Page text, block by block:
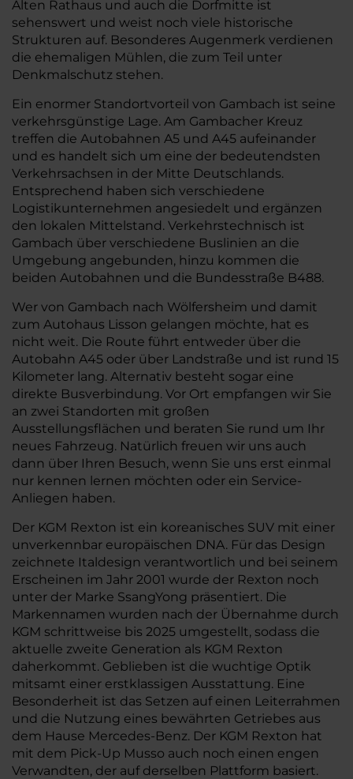
Alten Rathaus und auch die Dorfmitte ist
sehenswert und weist noch viele historische
Strukturen auf. Besonderes Augenmerk verdienen
die ehemaligen Mühlen, die zum Teil unter
Denkmalschutz stehen.
Ein enormer Standortvorteil von Gambach ist seine
verkehrsgünstige Lage. Am Gambacher Kreuz
treffen die Autobahnen A5 und A45 aufeinander
und es handelt sich um eine der bedeutendsten
Verkehrsachsen in der Mitte Deutschlands.
Entsprechend haben sich verschiedene
Logistikunternehmen angesiedelt und ergänzen
den lokalen Mittelstand. Verkehrstechnisch ist
Gambach über verschiedene Buslinien an die
Umgebung angebunden, hinzu kommen die
beiden Autobahnen und die Bundesstraße B488.
Wer von Gambach nach Wölfersheim und damit
zum Autohaus Lisson gelangen möchte, hat es
nicht weit. Die Route führt entweder über die
Autobahn A45 oder über Landstraße und ist rund 15
Kilometer lang. Alternativ besteht sogar eine
direkte Busverbindung. Vor Ort empfangen wir Sie
an zwei Standorten mit großen
Ausstellungsflächen und beraten Sie rund um Ihr
neues Fahrzeug. Natürlich freuen wir uns auch
dann über Ihren Besuch, wenn Sie uns erst einmal
nur kennen lernen möchten oder ein Service-
Anliegen haben.
Der KGM Rexton ist ein koreanisches SUV mit einer
unverkennbar europäischen DNA. Für das Design
zeichnete Italdesign verantwortlich und bei seinem
Erscheinen im Jahr 2001 wurde der Rexton noch
unter der Marke SsangYong präsentiert. Die
Markennamen wurden nach der Übernahme durch
KGM schrittweise bis 2025 umgestellt, sodass die
aktuelle zweite Generation als KGM Rexton
daherkommt. Geblieben ist die wuchtige Optik
mitsamt einer erstklassigen Ausstattung. Eine
Besonderheit ist das Setzen auf einen Leiterrahmen
und die Nutzung eines bewährten Getriebes aus
dem Hause Mercedes-Benz. Der KGM Rexton hat
mit dem Pick-Up Musso auch noch einen engen
Verwandten, der auf derselben Plattform basiert.